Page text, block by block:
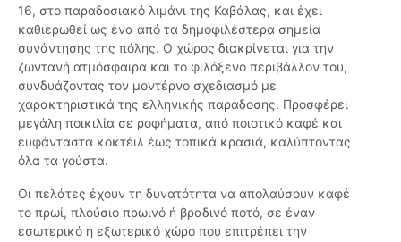
16, στο παραδοσιακό λιμάνι της Καβάλας, και έχει
καθιερωθεί ως ένα από τα δημοφιλέστερα σημεία
συνάντησης της πόλης. Ο χώρος διακρίνεται για την
ζωντανή ατμόσφαιρα και το φιλόξενο περιβάλλον του,
συνδυάζοντας τον μοντέρνο σχεδιασμό με
χαρακτηριστικά της ελληνικής παράδοσης. Προσφέρει
μεγάλη ποικιλία σε ροφήματα, από ποιοτικό καφέ και
ευφάνταστα κοκτέιλ έως τοπικά κρασιά, καλύπτοντας
όλα τα γούστα.
Οι πελάτες έχουν τη δυνατότητα να απολαύσουν καφέ
το πρωί, πλούσιο πρωινό ή βραδινό ποτό, σε έναν
εσωτερικό ή εξωτερικό χώρο που επιτρέπει την